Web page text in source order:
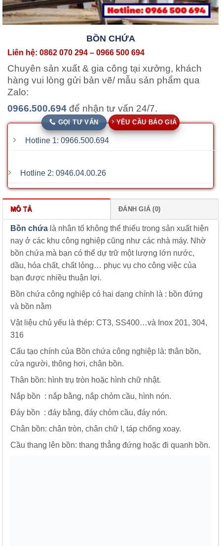
BỒN CHỨA
Liên hệ: 0862 070 294 – 0966 500 694
Chuyên sản xuất & gia công tại xưởng, khách
hàng vui lòng gửi bản vẽ/ mẫu sản phẩm qua
Zalo:
0966.500.694 để nhận tư vấn 24/7.
GỌI TƯ VẤN YÊU CẦU BÁO GIÁ
Hotline 1: 0966.500.694
Hotline 2: 0946.04.00.26
MÔ TẢ ĐÁNH GIÁ (0)
Bồn chứa là nhân tố không thể thiếu trong sản xuất hiện
nay ở các khu công nghiệp cũng như các nhà máy. Nhờ
bồn chứa mà bạn có thể dự trữ một lượng lớn nước,
dầu, hóa chất, chất lỏng… phục vụ cho công việc của
bạn được nhiều thuận lợi.
Bồn chứa công nghiệp có hai dạng chính là : bồn đứng
và bồn nằm
Vật liệu chủ yếu là thép: CT3, SS400…và Inox 201, 304,
316
Cấu tạo chính của Bồn chứa công nghiệp là: thân bồn,
cửa người, thông hơi, chân bồn.
Thân bồn: hình trụ tròn hoặc hình chữ nhật.
Nắp bồn : nắp bằng, nắp chỏm cầu, hình nón.
Đáy bồn : đáy bằng, đáy chỏm cầu, đáy nón.
Chân bồn: chân tròn, chân chữ I, táp chống xoay.
Cầu thang lên bồn: thang thẳng đứng hoặc đi quanh bồn.